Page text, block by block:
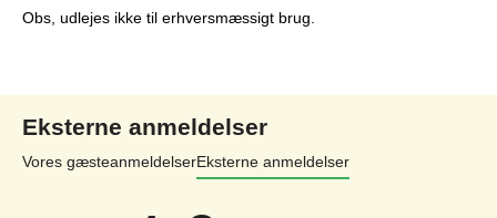
Obs, udlejes ikke til erhversmæssigt brug.
Eksterne anmeldelser
Vores gæsteanmeldelserEksterne anmeldelser